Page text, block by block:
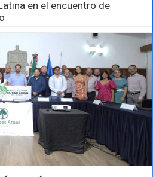
en el encuentro de